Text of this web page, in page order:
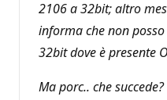
2106 a 32bit; altro
informa che non
32bit dove è presente
Ma porc.. che